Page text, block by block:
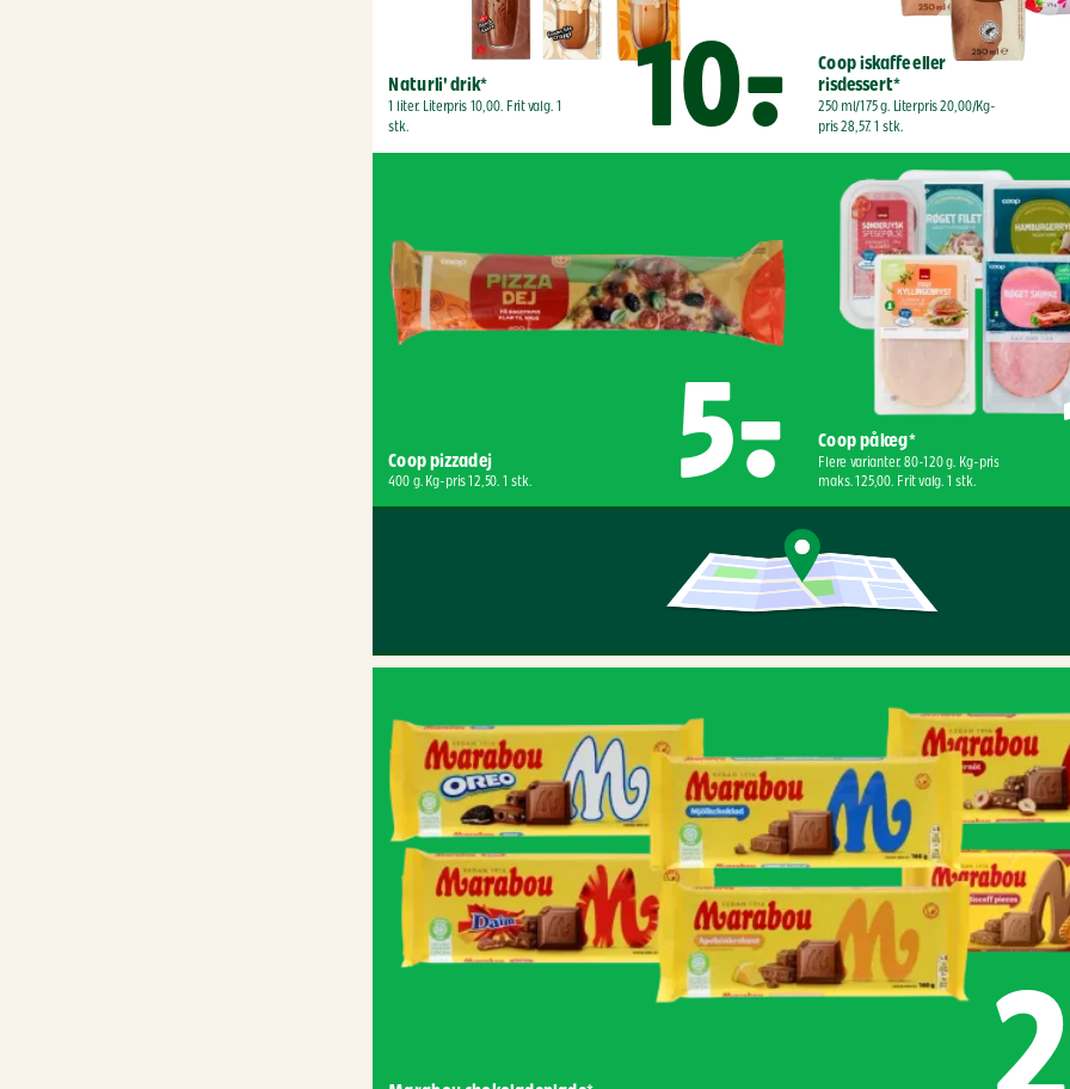
Coop pizzadej
400 g. Kg-pris 12,50. 1 stk. 5,- Coop pålæg*
Flere varianter. 80-120 g. Kg-pris
maks. 125,00. Frit valg. 1 stk.
Naturli' drik*
1 liter. Literpris 10,00. Frit valg. 1
stk.
10,-
Coop iskaffe eller
risdessert*
250 ml/175 g. Literpris 20,00/Kg-
pris 28,57. 1 stk.